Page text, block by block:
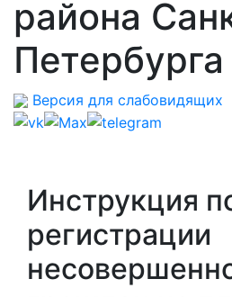
района
Петербурга
Версия для слабовидящих
Инструкция
регистрации